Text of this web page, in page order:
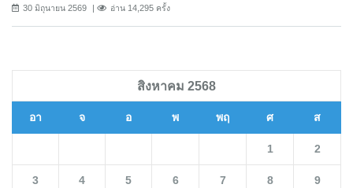
30 มิถุนายน 2569 อ่าน 14,295 ครั้ง
สิงหาคม 2568
อา จ อ พ พฤ ศ ส
1 2
3 4 5 6 7 8 9